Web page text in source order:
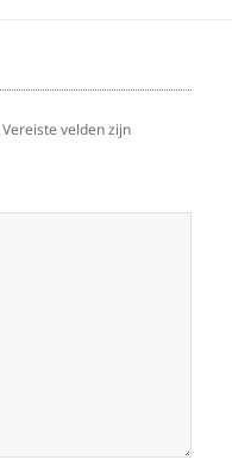
Vereiste velden zijn